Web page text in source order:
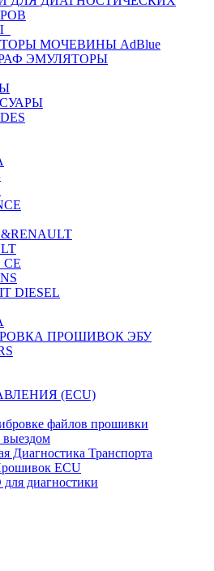
МОЧЕВИНЫ АdBlue
ЭМУЛЯТОРЫ
CE
DIESEL
ПРОШИВОК ЭБУ
(ECU)
файлов прошивки
Диагностика Транспорта
ECU
диагностики